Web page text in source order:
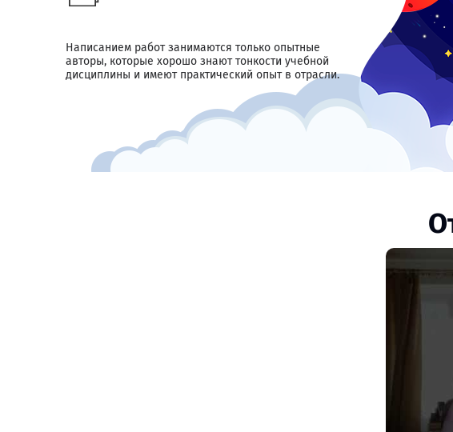
Написанием работ занимаются только опытные
авторы, которые хорошо знают тонкости учебной
дисциплины и имеют практический опыт в отрасли.